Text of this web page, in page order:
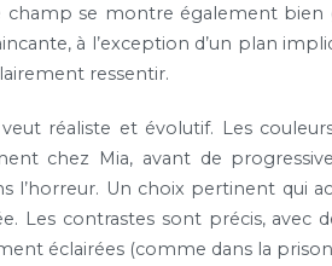
se montre également bien
à l’exception d’un plan
ressentir.
réaliste et évolutif. Les
chez Mia, avant de
l’horreur. Un choix pertinent qui
Les contrastes sont précis, avec
éclairées (comme dans la